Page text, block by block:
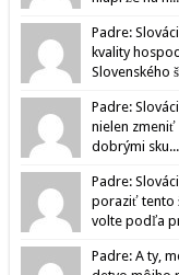
Padre:
kvality
Slovenského
Padre:
nielen zmeniť
dobrými sku...
Padre:
poraziť tento
volte podľa
Padre: A ty,